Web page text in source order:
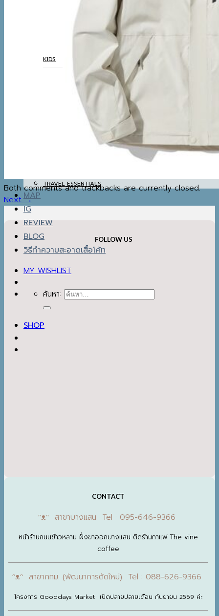
BOTTOM
DRESSES & AIRPORT
LOOKS
THERMAL UNDERWEAR
KIDS
COATS
TOP
BOTTOM
SETS & AIRPORT LOOKS
THERMAL UNDERWEAR
WINTER ACCESSORIES
TRAVEL ESSENTIALS
MAP
IG
REVIEW
BLOG
วิธีทำความสะอาดเสื้อโค้ท
MY WISHLIST
ค้นหา:
SHOP
Both comments and trackbacks are currently closed.
Next→
FOLLOW US
CONTACT
ᵔᴥᵔ สาขาบางแสน Tel : 095-646-9366
หน้าร้านถนนข้าวหลาม ฝั่งขาออกบางแสน ติดร้านกาแฟ The vine
coffee
ᵔᴥᵔ สาขากทม. (พัฒนาการตัดใหม่) Tel : 088-626-9366
โครงการ Gooddays Market เปิดปลายปลายเดือน กันยายน 2569 ค่ะ